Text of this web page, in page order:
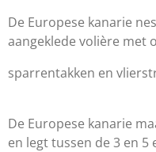
De Europese kanarie
aangeklede volière met
sparrentakken en
De Europese kanarie
en legt tussen de 3 en 5